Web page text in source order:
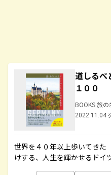
道しるべ
１００
BOOKS 旅
2022.11.04
世界を４０年以上歩いてきた
けする、人生を輝かせるドイ